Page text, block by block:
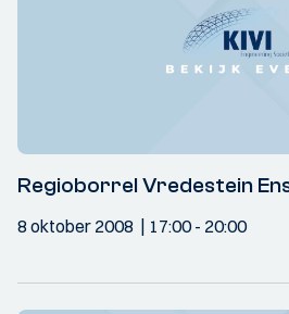
Regioborrel Vredestein
8 oktober 2008 17:00- 20:00